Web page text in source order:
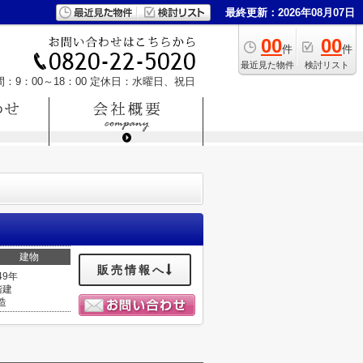
最終更新：2026年08月07日
00件
最近見た物件
00件
検討リスト
：9：00～18：00 定休日：水曜日、祝日
建物
年
建
販売情報へ